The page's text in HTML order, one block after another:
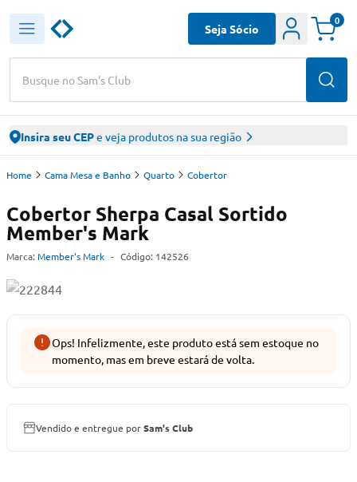
Busque no Sam's Club
Seja Sócio
0
Insira seu CEPe veja produtos na sua região
Home Cama Mesa e Banho Quarto Cobertor
Cobertor Sherpa Casal Sortido
Member's Mark
Marca: Member's Mark - Código: 142526
Ops! Infelizmente, este produto está sem estoque no
momento, mas em breve estará de volta.
Vendido e entregue porSam's Club